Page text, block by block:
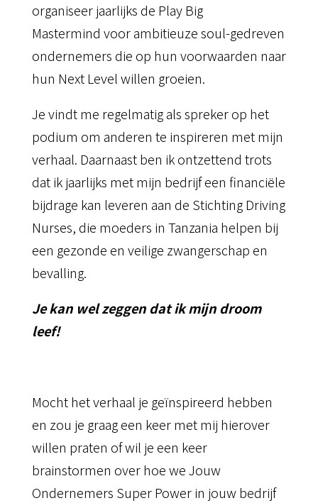
organiseer jaarlijks de Play Big
Mastermind voor ambitieuze soul-gedreven
ondernemers die op hun voorwaarden naar
hun Next Level willen groeien.
Je vindt me regelmatig als spreker op het
podium om anderen te inspireren met mijn
verhaal. Daarnaast ben ik ontzettend trots
dat ik jaarlijks met mijn bedrijf een financiële
bijdrage kan leveren aan de Stichting Driving
Nurses, die moeders in Tanzania helpen bij
een gezonde en veilige zwangerschap en
bevalling.
Je kan wel zeggen dat ik mijn droom
leef!
Mocht het verhaal je geïnspireerd hebben
en zou je graag een keer met mij hierover
willen praten of wil je een keer
brainstormen over hoe we Jouw
Ondernemers Super Power in jouw bedrijf